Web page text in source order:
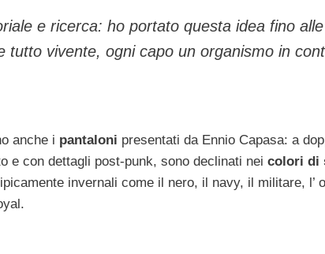
e ricerca: ho portato questa idea fino
tutto vivente, ogni capo un organismo in
anche i pantaloni presentati da Ennio Capasa: a
e con dettagli post-punk, sono declinati nei colori di
invernali come il nero, il navy, il militare, l’